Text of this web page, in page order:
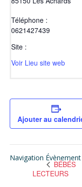
Téléphone :
0621427439
Site :
Voir Lieu site web
Ajouter au
Navigation Évènement
BÉBÉS
LECTEURS